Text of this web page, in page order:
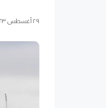
٢٩ أغسطس ٢٠٢٣